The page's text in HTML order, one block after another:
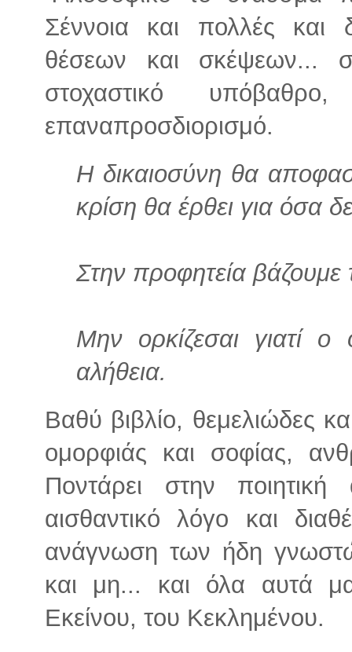
Σέννοια και πολλές και
θέσεων και σκέψεων...
στοχαστικό
επαναπροσδιορισμό.
Η δικαιοσύνη θα
κρίση θα έρθει για όσα
Στην προφητεία βάζουμε
Μην ορκίζεσαι γιατί ο
αλήθεια.
Βαθύ βιβλίο, θεμελιώδες
ομορφιάς και σοφίας,
Ποντάρει στην
αισθαντικό λόγο και
ανάγνωση των ήδη
και μη... και όλα αυτά
Εκείνου, του Κεκλημένου.